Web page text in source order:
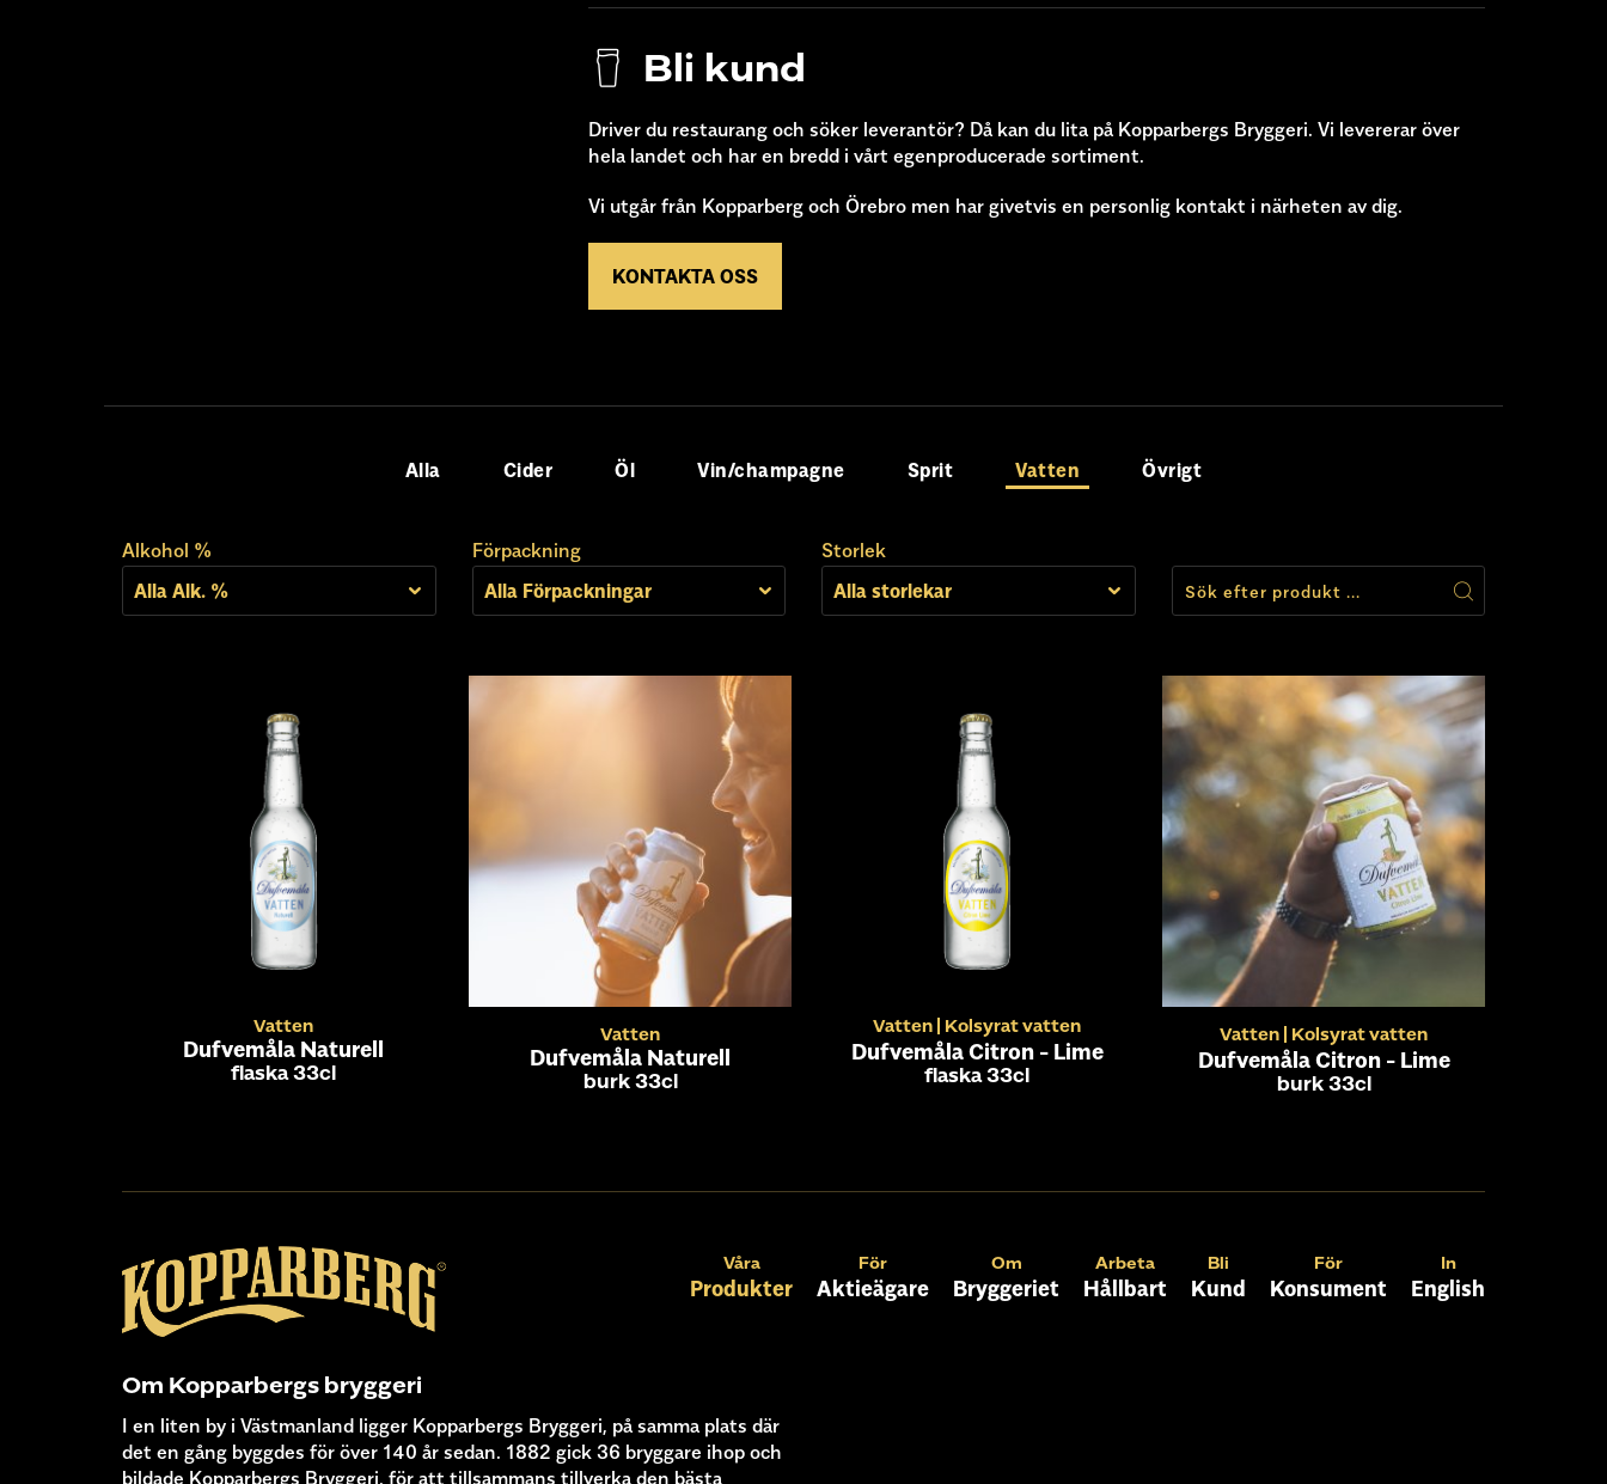
Bli kund
Driver du restaurang och söker leverantör? Då kan du lita på Kopparbergs Bryggeri. Vi levererar över
hela landet och har en bredd i vårt egenproducerade sortiment.
Vi utgår från Kopparberg och Örebro men har givetvis en personlig kontakt i närheten av dig.
KONTAKTA OSS
Alla Cider Öl Vin/champagne Sprit Vatten Övrigt
Alkohol %
Alla Alk. %
Förpackning
Alla Förpackningar
Storlek
Alla storlekar
Vatten
Dufvemåla Naturell
flaska 33cl
Vatten
Dufvemåla Naturell
burk 33cl
Vatten Kolsyrat vatten
Dufvemåla Citron - Lime
flaska 33cl
Vatten Kolsyrat vatten
Dufvemåla Citron - Lime
burk 33cl
Våra
Produkter
För
Aktieägare
Om
Bryggeriet
Arbeta
Hållbart
Bli
Kund
För
Konsument
In
English
Om Kopparbergs bryggeri
I en liten by i Västmanland ligger Kopparbergs Bryggeri, på samma plats där
det en gång byggdes för över 140 år sedan. 1882 gick 36 bryggare ihop och
bildade Kopparbergs Bryggeri, för att tillsammans tillverka den bästa